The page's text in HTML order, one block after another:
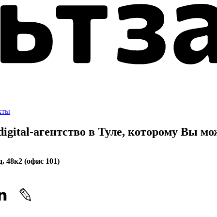
агентство в Туле, которому Вы
48к2 (офис 101)